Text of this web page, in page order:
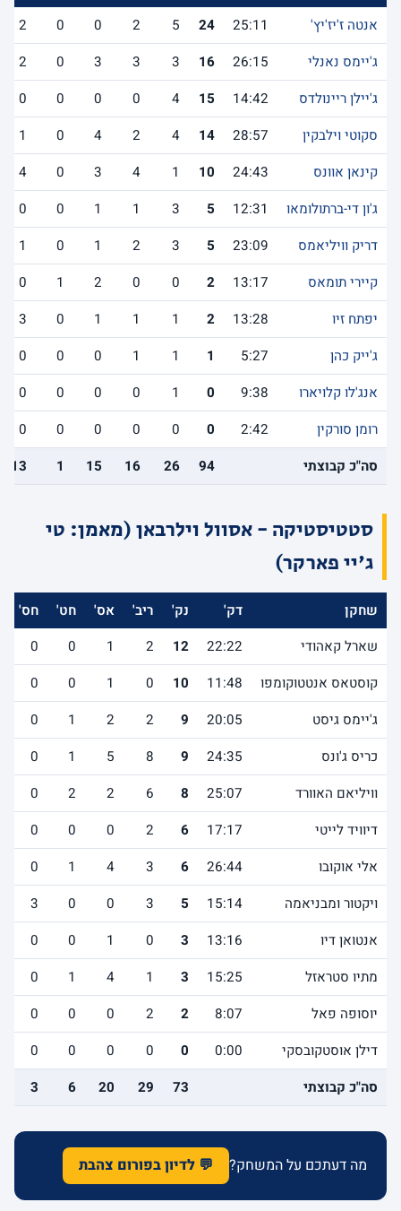
אנטה ז'יז'יץ'
25:11
24
5
2
0
0
2
ג'יימס נאנלי
26:15
16
3
3
3
0
2
ג'יילן ריינולדס
14:42
15
4
0
0
0
0
סקוטי וילבקין
28:57
14
4
2
4
0
1
קינאן אוונס
24:43
10
1
4
3
0
4
ג'ון די-ברתולומאו
12:31
5
3
1
1
0
0
דריק וויליאמס
23:09
5
3
2
1
0
1
קיירי תומאס
13:17
2
0
0
2
1
0
יפתח זיו
13:28
2
1
1
1
0
3
ג'ייק כהן
5:27
1
1
1
0
0
0
אנג'לו קלויארו
9:38
0
1
0
0
0
0
רומן סורקין
2:42
0
0
0
0
0
0
סה"כ קבוצתי
94
26
16
15
1
13
סטטיסטיקה - אסוול וילרבאן (מאמן: טי
ג'יי פארקר)
שחקן דק' נק' ריב' אס' חט' חס'
שארל קאהודי
22:22
12
2
1
0
0
קוסטאס אנטטוקומפו
11:48
10
0
1
0
0
ג'יימס גיסט
20:05
9
2
2
1
0
כריס ג'ונס
24:35
9
8
5
1
0
וויליאם האוורד
25:07
8
6
2
2
0
דיוויד לייטי
17:17
6
2
0
0
0
אלי אוקובו
26:44
6
3
4
1
0
ויקטור ומבניאמה
15:14
5
3
0
0
3
אנטואן דיו
13:16
3
0
1
0
0
מתיו סטראזל
15:25
3
1
4
1
0
יוסופה פאל
8:07
2
2
0
0
0
דילן אוסטקובסקי
0:00
0
0
0
0
0
סה"כ קבוצתי
73
29
20
6
3
מה דעתכם על המשחק? 💬 לדיון בפורום צהבת